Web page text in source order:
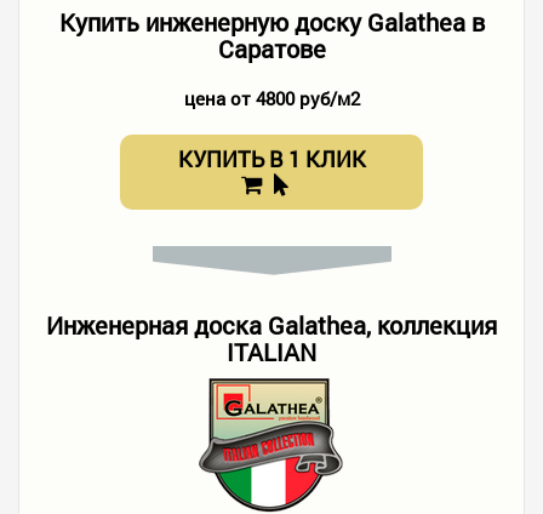
Купить инженерную доску Galathea в
Саратове
цена от 4800 руб/м2
КУПИТЬ В 1 КЛИК
Инженерная доска Galathea, коллекция
ITALIAN